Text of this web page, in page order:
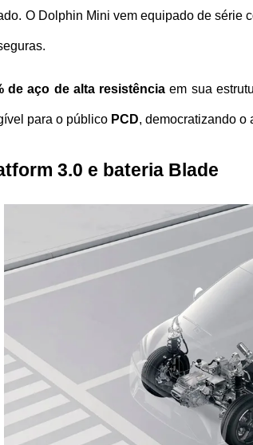
O Dolphin Mini vem equipado de série
de aço de alta resistência em sua
para o público PCD, democratizando o
3.0 e bateria Blade